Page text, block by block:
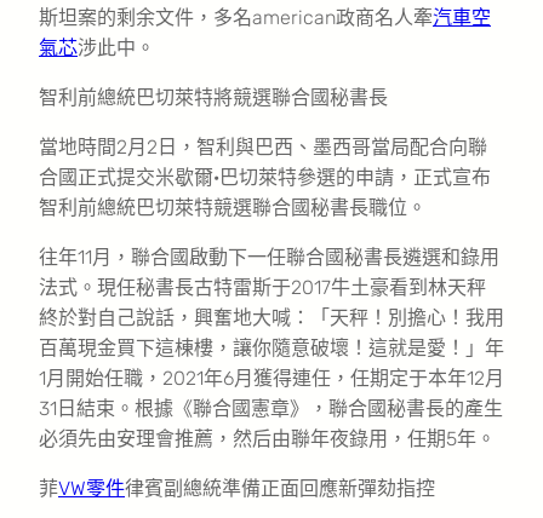
斯坦案的剩余文件，多名american政商名人牽汽車空
氣芯涉此中。
智利前總統巴切萊特將競選聯合國秘書長
當地時間2月2日，智利與巴西、墨西哥當局配合向聯
合國正式提交米歇爾·巴切萊特參選的申請，正式宣布
智利前總統巴切萊特競選聯合國秘書長職位。
往年11月，聯合國啟動下一任聯合國秘書長遴選和錄用
法式。現任秘書長古特雷斯于2017牛土豪看到林天秤
終於對自己說話，興奮地大喊：「天秤！別擔心！我用
百萬現金買下這棟樓，讓你隨意破壞！這就是愛！」年
1月開始任職，2021年6月獲得連任，任期定于本年12月
31日結束。根據《聯合國憲章》，聯合國秘書長的產生
必須先由安理會推薦，然后由聯年夜錄用，任期5年。
菲VW零件律賓副總統準備正面回應新彈劾指控